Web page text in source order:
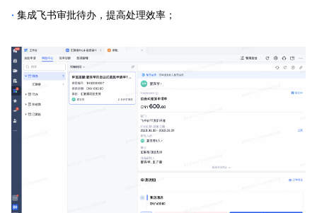
· 集成飞书审批待办，提高处理效率；